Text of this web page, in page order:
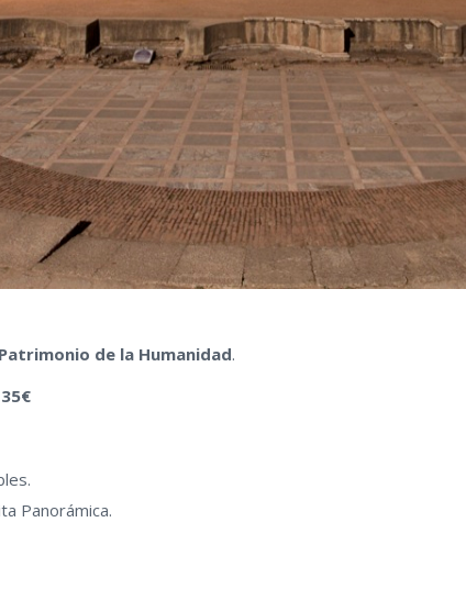
Patrimonio de la Humanidad.
Panorámica.